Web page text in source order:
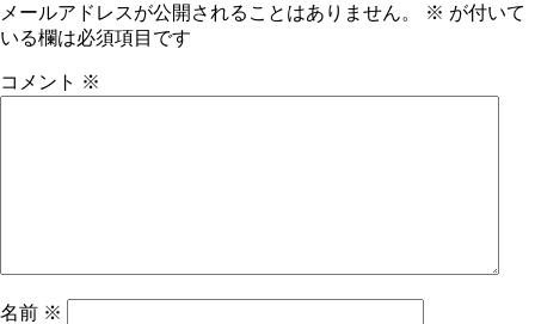
メールアドレスが公開されることはありません。 ※ が付いて
いる欄は必須項目です
コメント ※
名前 ※